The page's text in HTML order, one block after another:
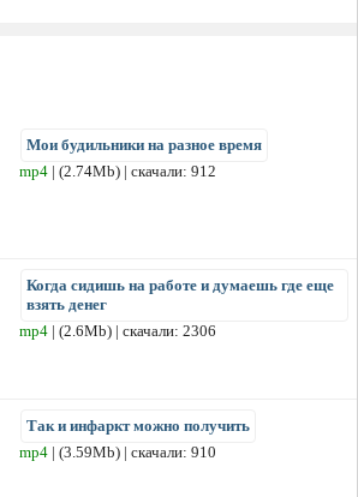
Мои будильники на разное время
mp4 | (2.74Mb) | скачали: 912
Когда сидишь на работе и думаешь где еще
взять денег
mp4 | (2.6Mb) | скачали: 2306
Так и инфаркт можно получить
mp4 | (3.59Mb) | скачали: 910